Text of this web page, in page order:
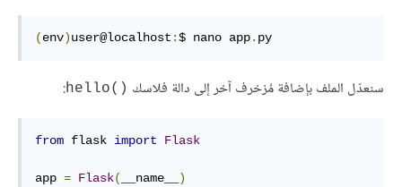
(env)user@localhost :$ nano app. py
سنعدّل الملف بإضافة مُزخرف آخر إلى دالة فلاسك ()hello
:
from flask import Flask
app = Flask( __name__ )